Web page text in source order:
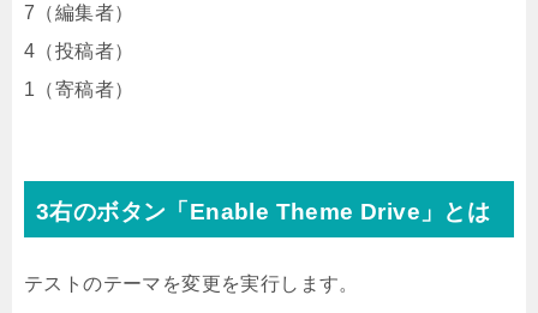
7（編集者）
4（投稿者）
1（寄稿者）
3右のボタン「Enable Theme Drive」とは
テストのテーマを変更を実行します。